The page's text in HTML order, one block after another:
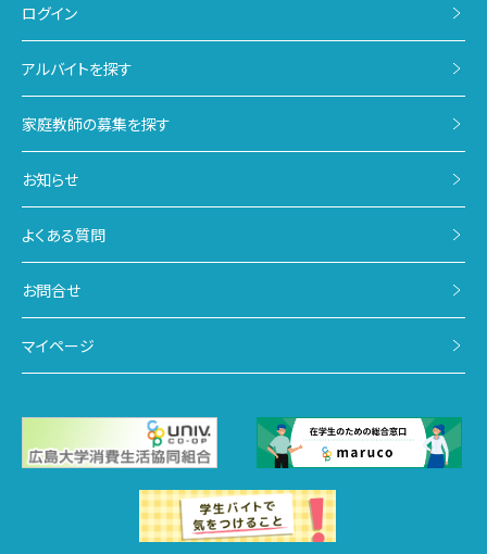
ログイン
アルバイトを探す
家庭教師の募集を探す
お知らせ
よくある質問
お問合せ
マイページ